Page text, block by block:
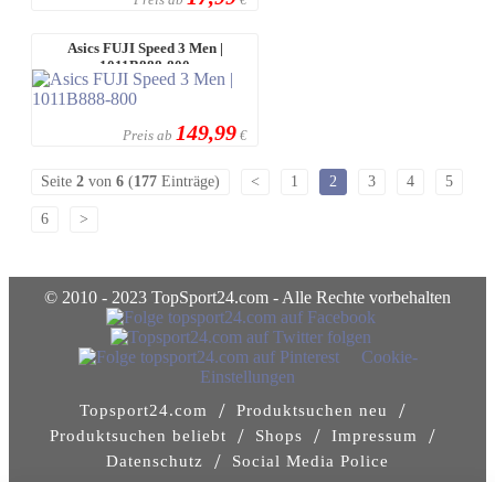
Asics FUJI Speed 3 Men |
1011B888-800
Preis ab 149,99 €
Seite 2 von 6 (177 Einträge) < 1 2 3 4 5
6 >
© 2010 - 2023 TopSport24.com - Alle Rechte vorbehalten
Cookie-
Einstellungen
Topsport24.com / Produktsuchen neu /
Produktsuchen beliebt / Shops / Impressum /
Datenschutz / Social Media Police